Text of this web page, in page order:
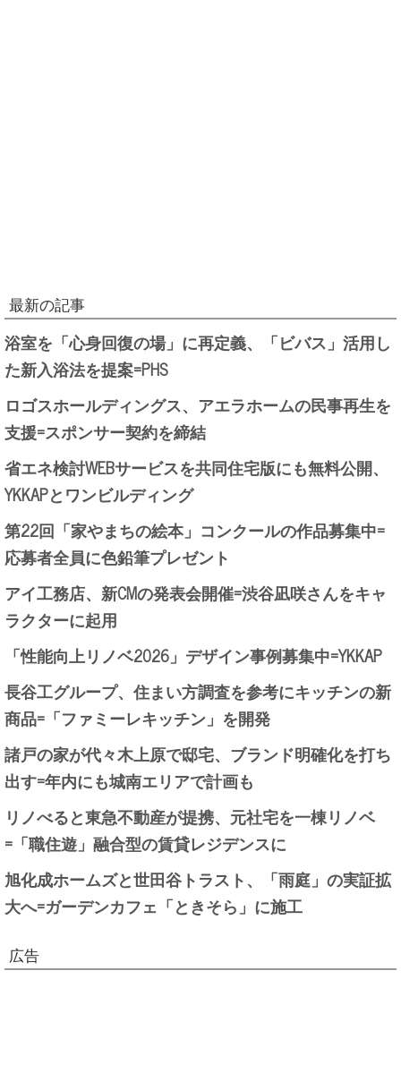
最新の記事
浴室を「心身回復の場」に再定義、「ビバス」活用し
た新入浴法を提案=PHS
ロゴスホールディングス、アエラホームの民事再生を
支援=スポンサー契約を締結
省エネ検討WEBサービスを共同住宅版にも無料公開、
YKKAPとワンビルディング
第22回「家やまちの絵本」コンクールの作品募集中=
応募者全員に色鉛筆プレゼント
アイ工務店、新CMの発表会開催=渋谷凪咲さんをキャ
ラクターに起用
「性能向上リノベ2026」デザイン事例募集中=YKKAP
長谷工グループ、住まい方調査を参考にキッチンの新
商品=「ファミーレキッチン」を開発
諸戸の家が代々木上原で邸宅、ブランド明確化を打ち
出す=年内にも城南エリアで計画も
リノべると東急不動産が提携、元社宅を一棟リノベ
=「職住遊」融合型の賃貸レジデンスに
旭化成ホームズと世田谷トラスト、「雨庭」の実証拡
大へ=ガーデンカフェ「ときそら」に施工
広告